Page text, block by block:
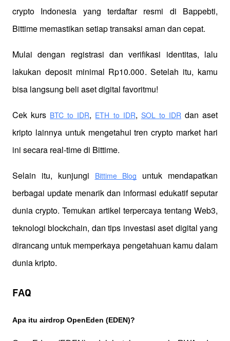
crypto Indonesia yang terdaftar resmi di Bappebti,
Bittime memastikan setiap transaksi aman dan cepat.
Mulai dengan registrasi dan verifikasi identitas, lalu
lakukan deposit minimal Rp10.000. Setelah itu, kamu
bisa langsung beli aset digital favoritmu!
Cek kurs BTC to IDR, ETH to IDR, SOL to IDR dan aset
kripto lainnya untuk mengetahui tren crypto market hari
ini secara real-time di Bittime.
Selain itu, kunjungi Bittime Blog
untuk mendapatkan
berbagai update menarik dan informasi edukatif seputar
dunia crypto. Temukan artikel terpercaya tentang Web3,
teknologi blockchain, dan tips investasi aset digital yang
dirancang untuk memperkaya pengetahuan kamu dalam
dunia kripto.
FAQ
Apa itu airdrop OpenEden (EDEN)?